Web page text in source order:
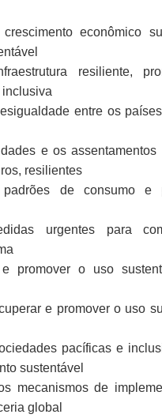
econômico
resiliente,
entre os
e os assentamentos
resilientes
padrões de consumo e
urgentes para
promover o uso
e promover o uso
pacíficas e
sustentável
mecanismos de
global